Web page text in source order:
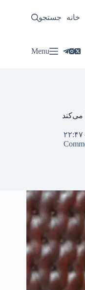
خانه سیاسی
جستجو
Menu
می‌کند